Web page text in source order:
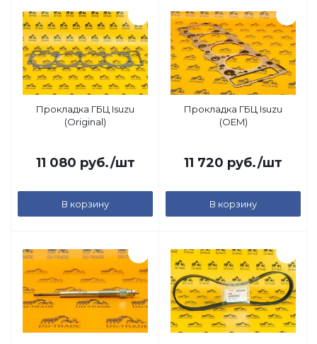
Прокладка ГБЦ Isuzu
(Original)
11 080 руб./шт
В корзину
Прокладка ГБЦ Isuzu
(OEM)
11 720 руб./шт
В корзину